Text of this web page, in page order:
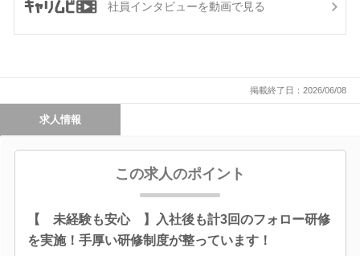
社員インタビューを動画で見る
掲載終了日：2026/06/08
求人情報
この求人のポイント
【 未経験も安心 】入社後も計3回のフォロー研修
を実施！手厚い研修制度が整っています！